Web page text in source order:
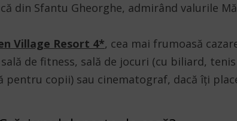
din Sfantu Gheorghe, admirând valurile
Village Resort 4*, cea mai frumoasă
de fitness, sală de jocuri (cu biliard,
pentru copii) sau cinematograf, dacă îți